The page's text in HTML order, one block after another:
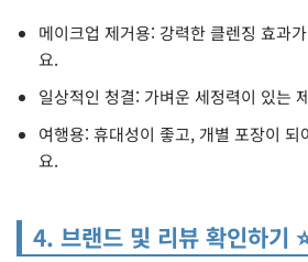
메이크업 제거용: 강력한 클렌징 효과
요.
일상적인 청결: 가벼운 세정력이 있는
여행용: 휴대성이 좋고, 개별 포장이 되
요.
4. 브랜드 및 리뷰 확인하기